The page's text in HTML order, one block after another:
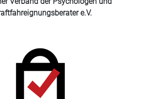
e.V.